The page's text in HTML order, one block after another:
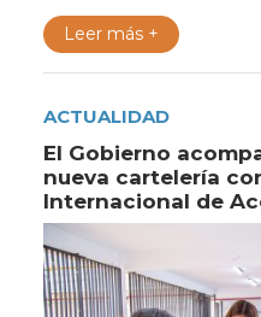
Leer más +
ACTUALIDAD
El Gobierno
nueva cartelería
Internacional de